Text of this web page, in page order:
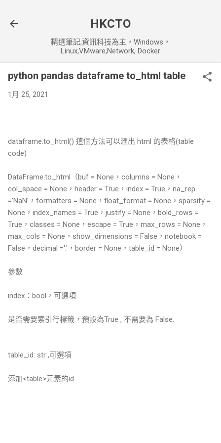
HKCTO
精選筆記,資訊科技為主，Windows，
Linux,VMware,Network, Docker
python pandas dataframe to_html table
1月 25, 2021
dataframe.to_html() 這個方法可以滙出 html 的表格(table
code)
DataFrame.to_html（buf = None，columns = None，
col_space = None，header = True，index = True，na_rep
='NaN'，formatters = None，float_format = None，sparsify =
None，index_names = True，justify = None，bold_rows =
True，classes = None，escape = True，max_rows = None，
max_cols = None，show_dimensions = False，notebook =
False，decimal ='.'，border = None，table_id = None）
參數
index：bool，可選項
是否需要索引行標籤，預設為True , 不需要為 False.
table_id: str ,可選項
添加<table>元素的id